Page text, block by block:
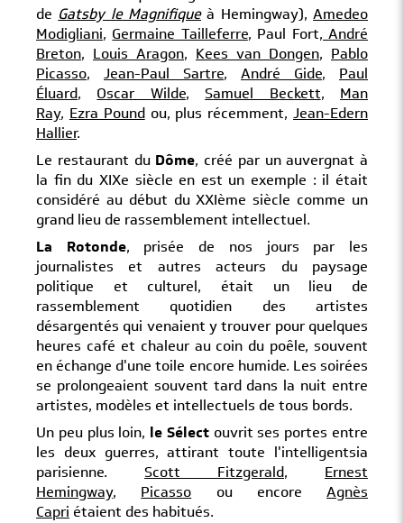
de Gatsby le Magnifiqueà Hemingway),Amedeo
Modigliani, Germaine Tailleferre, Paul Fort,André
Breton, Louis Aragon, Kees van Dongen, Pablo
Picasso, Jean-Paul Sartre, André Gide, Paul
Éluard, Oscar Wilde,Samuel Beckett, Man
Ray, Ezra Poundou, plus récemment,Jean-Edern
Hallier.
Le restaurant du Dôme, créé par un auvergnat à
la fin du XIXe siècle en est un exemple : il était
considéré au début du XXIème siècle comme un
grand lieu de rassemblement intellectuel.
La Rotonde, prisée de nos jours par les
journalistes et autres acteurs du paysage
politique et culturel, était un lieu de
rassemblement quotidien des artistes
désargentés qui venaient y trouver pour quelques
heures café et chaleur au coin du poêle, souvent
en échange d'une toile encore humide. Les soirées
se prolongeaient souvent tard dans la nuit entre
artistes, modèles et intellectuels de tous bords.
Un peu plus loin, le Sélectouvrit ses portes entre
les deux guerres, attirant toute l'intelligentsia
parisienne. Scott Fitzgerald, Ernest
Hemingway, Picasso ou encore Agnès
Capri étaient des habitués.